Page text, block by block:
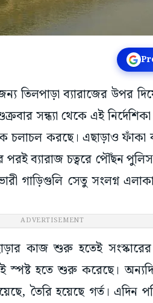
তিলপাড়া ব্যারাজের উপর
সন্ধ্যা থেকে এই
চলাচল করছে। এছাড়াও ফাঁকা
পরই ব্যারাজ চত্বরে পৌঁছন
গাড়িগুলি সেতু সংলগ্ন
ADVERTISEMENT
কাজ শুরু হতেই সংস্কারের
স্পষ্ট হতে শুরু করেছে।
তৈরি হয়েছে গর্ত। এদিন